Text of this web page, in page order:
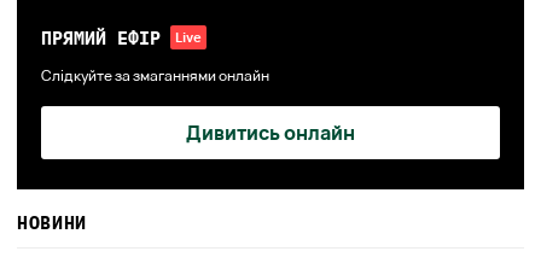
ПРЯМИЙ ЕФІР Live
Слідкуйте за змаганнями онлайн
Дивитись онлайн
НОВИНИ